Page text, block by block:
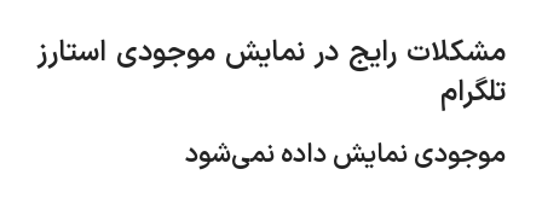
مشکلات رایج در نمایش موجودی استارز
تلگرام
موجودی نمایش داده نمی‌شود